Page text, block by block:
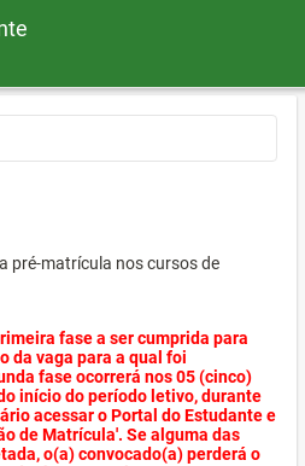
pré-matrícula nos cursos de
fase a ser cumprida para
da vaga para a qual foi
fase ocorrerá nos 05 (cinco)
início do período letivo, durante
acessar o Portal do Estudante e
de Matrícula'. Se alguma das
o(a) convocado(a) perderá o